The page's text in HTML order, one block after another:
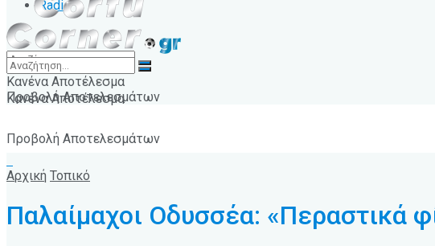
Radio
Κανένα Αποτέλεσμα
Προβολή Αποτελεσμάτων
Κανένα Αποτέλεσμα
Προβολή Αποτελεσμάτων
Αρχική Τοπικό
Παλαίμαχοι Οδυσσέα: «Περαστικά